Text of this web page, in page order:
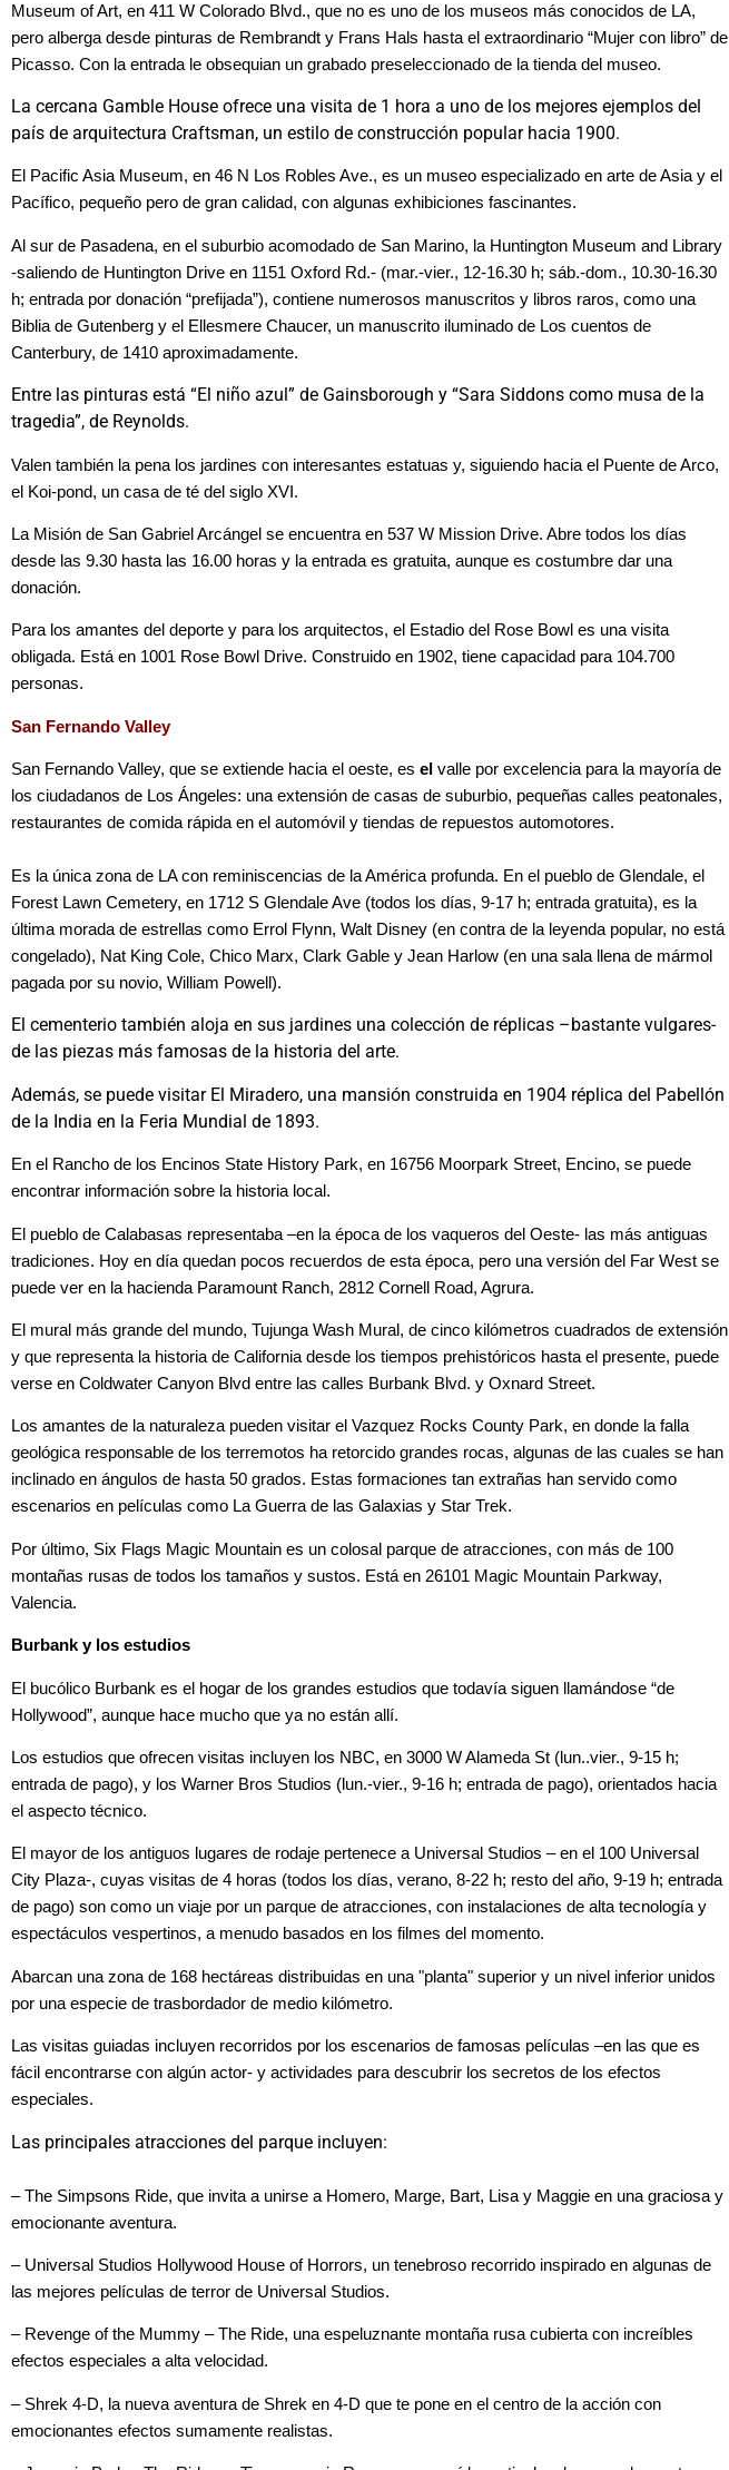
Museum of Art, en 411 W Colorado Blvd., que no es uno de los museos más conocidos de LA,
pero alberga desde pinturas de Rembrandt y Frans Hals hasta el extraordinario “Mujer con libro” de
Picasso. Con la entrada le obsequian un grabado preseleccionado de la tienda del museo.
La cercana Gamble House ofrece una visita de 1 hora a uno de los mejores ejemplos del
país de arquitectura Craftsman, un estilo de construcción popular hacia 1900.
El Pacific Asia Museum, en 46 N Los Robles Ave., es un museo especializado en arte de Asia y el
Pacífico, pequeño pero de gran calidad, con algunas exhibiciones fascinantes.
Al sur de Pasadena, en el suburbio acomodado de San Marino, la Huntington Museum and Library
-saliendo de Huntington Drive en 1151 Oxford Rd.- (mar.-vier., 12-16.30 h; sáb.-dom., 10.30-16.30
h; entrada por donación “prefijada”), contiene numerosos manuscritos y libros raros, como una
Biblia de Gutenberg y el Ellesmere Chaucer, un manuscrito iluminado de Los cuentos de
Canterbury, de 1410 aproximadamente.
Entre las pinturas está “El niño azul” de Gainsborough y “Sara Siddons como musa de la
tragedia”, de Reynolds.
Valen también la pena los jardines con interesantes estatuas y, siguiendo hacia el Puente de Arco,
el Koi-pond, un casa de té del siglo XVI.
La Misión de San Gabriel Arcángel se encuentra en 537 W Mission Drive. Abre todos los días
desde las 9.30 hasta las 16.00 horas y la entrada es gratuita, aunque es costumbre dar una
donación.
Para los amantes del deporte y para los arquitectos, el Estadio del Rose Bowl es una visita
obligada. Está en 1001 Rose Bowl Drive. Construido en 1902, tiene capacidad para 104.700
personas.
San Fernando Valley
San Fernando Valley, que se extiende hacia el oeste, es el valle por excelencia para la mayoría de
los ciudadanos de Los Ángeles: una extensión de casas de suburbio, pequeñas calles peatonales,
restaurantes de comida rápida en el automóvil y tiendas de repuestos automotores.
Es la única zona de LA con reminiscencias de la América profunda. En el pueblo de Glendale, el
Forest Lawn Cemetery, en 1712 S Glendale Ave (todos los días, 9-17 h; entrada gratuita), es la
última morada de estrellas como Errol Flynn, Walt Disney (en contra de la leyenda popular, no está
congelado), Nat King Cole, Chico Marx, Clark Gable y Jean Harlow (en una sala llena de mármol
pagada por su novio, William Powell).
El cementerio también aloja en sus jardines una colección de réplicas –bastante vulgares-
de las piezas más famosas de la historia del arte.
Además, se puede visitar El Miradero, una mansión construida en 1904 réplica del Pabellón
de la India en la Feria Mundial de 1893.
En el Rancho de los Encinos State History Park, en 16756 Moorpark Street, Encino, se puede
encontrar información sobre la historia local.
El pueblo de Calabasas representaba –en la época de los vaqueros del Oeste- las más antiguas
tradiciones. Hoy en día quedan pocos recuerdos de esta época, pero una versión del Far West se
puede ver en la hacienda Paramount Ranch, 2812 Cornell Road, Agrura.
El mural más grande del mundo, Tujunga Wash Mural, de cinco kilómetros cuadrados de extensión
y que representa la historia de California desde los tiempos prehistóricos hasta el presente, puede
verse en Coldwater Canyon Blvd entre las calles Burbank Blvd. y Oxnard Street.
Los amantes de la naturaleza pueden visitar el Vazquez Rocks County Park, en donde la falla
geológica responsable de los terremotos ha retorcido grandes rocas, algunas de las cuales se han
inclinado en ángulos de hasta 50 grados. Estas formaciones tan extrañas han servido como
escenarios en películas como La Guerra de las Galaxias y Star Trek.
Por último, Six Flags Magic Mountain es un colosal parque de atracciones, con más de 100
montañas rusas de todos los tamaños y sustos. Está en 26101 Magic Mountain Parkway,
Valencia.
Burbank y los estudios
El bucólico Burbank es el hogar de los grandes estudios que todavía siguen llamándose “de
Hollywood”, aunque hace mucho que ya no están allí.
Los estudios que ofrecen visitas incluyen los NBC, en 3000 W Alameda St (lun..vier., 9-15 h;
entrada de pago), y los Warner Bros Studios (lun.-vier., 9-16 h; entrada de pago), orientados hacia
el aspecto técnico.
El mayor de los antiguos lugares de rodaje pertenece a Universal Studios – en el 100 Universal
City Plaza-, cuyas visitas de 4 horas (todos los días, verano, 8-22 h; resto del año, 9-19 h; entrada
de pago) son como un viaje por un parque de atracciones, con instalaciones de alta tecnología y
espectáculos vespertinos, a menudo basados en los filmes del momento.
Abarcan una zona de 168 hectáreas distribuidas en una "planta" superior y un nivel inferior unidos
por una especie de trasbordador de medio kilómetro.
Las visitas guiadas incluyen recorridos por los escenarios de famosas películas –en las que es
fácil encontrarse con algún actor- y actividades para descubrir los secretos de los efectos
especiales.
Las principales atracciones del parque incluyen:
– The Simpsons Ride, que invita a unirse a Homero, Marge, Bart, Lisa y Maggie en una graciosa y
emocionante aventura.
– Universal Studios Hollywood House of Horrors, un tenebroso recorrido inspirado en algunas de
las mejores películas de terror de Universal Studios.
– Revenge of the Mummy – The Ride, una espeluznante montaña rusa cubierta con increíbles
efectos especiales a alta velocidad.
– Shrek 4-D, la nueva aventura de Shrek en 4-D que te pone en el centro de la acción con
emocionantes efectos sumamente realistas.